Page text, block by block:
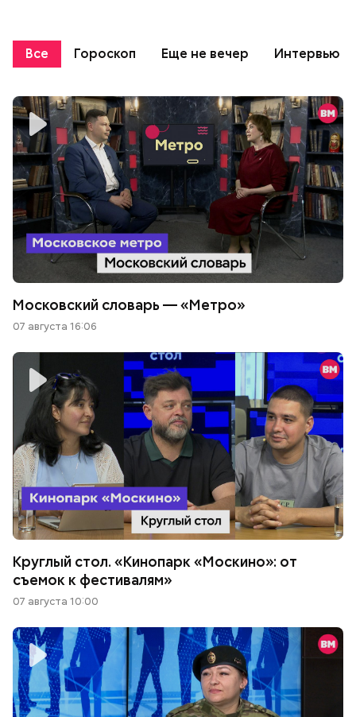
Все Гороскоп Еще не вечер Интервью
Московский словарь — «Метро»
07 августа 16:06
Круглый стол. «Кинопарк «Москино»: от
съемок к фестивалям»
07 августа 10:00